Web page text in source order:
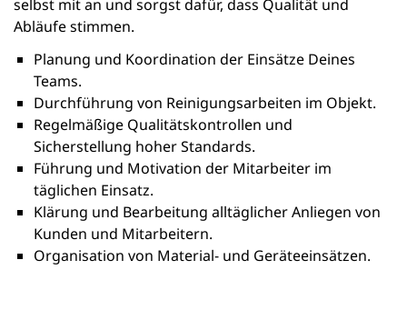
selbst mit an und sorgst dafür, dass Qualität und
Abläufe stimmen.
Planung und Koordination der Einsätze Deines
Teams.
Durchführung von Reinigungsarbeiten im Objekt.
Regelmäßige Qualitätskontrollen und
Sicherstellung hoher Standards.
Führung und Motivation der Mitarbeiter im
täglichen Einsatz.
Klärung und Bearbeitung alltäglicher Anliegen von
Kunden und Mitarbeitern.
Organisation von Material- und Geräteeinsätzen.